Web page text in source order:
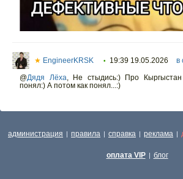
★ EngineerKRSK • 19:39 19.05.2026 в
@Дядя Лёха
Не стыдись:) Про
понял:) А потом как понял...:)
администрация | правила | справка | реклама |
оплата VIP | блог